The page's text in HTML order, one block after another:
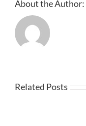
About the Author:
Related Posts